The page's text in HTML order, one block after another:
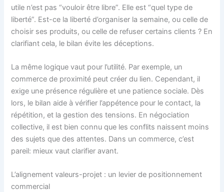
utile n’est pas “vouloir être libre”. Elle est “quel type de
liberté”. Est-ce la liberté d’organiser la semaine, ou celle de
choisir ses produits, ou celle de refuser certains clients ? En
clarifiant cela, le bilan évite les déceptions.
La même logique vaut pour l’utilité. Par exemple, un
commerce de proximité peut créer du lien. Cependant, il
exige une présence régulière et une patience sociale. Dès
lors, le bilan aide à vérifier l’appétence pour le contact, la
répétition, et la gestion des tensions. En négociation
collective, il est bien connu que les conflits naissent moins
des sujets que des attentes. Dans un commerce, c’est
pareil: mieux vaut clarifier avant.
L’alignement valeurs-projet : un levier de positionnement
commercial